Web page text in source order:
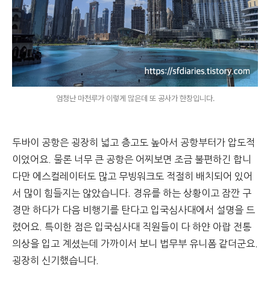
엄청난 마천루가 이렇게 많은데 또 공사가 한창입니다.
두바이 공항은 굉장히 넓고 층고도 높아서 공항부터가 압도적
이었어요. 물론 너무 큰 공항은 어찌보면 조금 불편하긴 합니
다만 에스컬레이터도 많고 무빙워크도 적절히 배치되어 있어
서 많이 힘들지는 않았습니다. 경유를 하는 상황이고 잠깐 구
경만 하다가 다음 비행기를 탄다고 입국심사대에서 설명을 드
렸어요. 특이한 점은 입국심사대 직원들이 다 하얀 아랍 전통
의상을 입고 계셨는데 가까이서 보니 법무부 유니폼 같더군요.
굉장히 신기했습니다.